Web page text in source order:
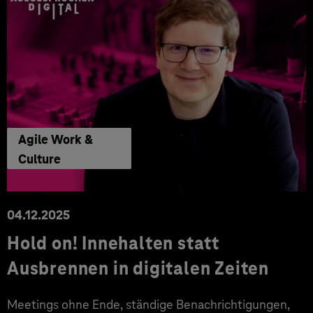
Agile Work &
Culture
04.12.2025
Hold on! Innehalten statt
Ausbrennen in digitalen Zeiten
Meetings ohne Ende, ständige Benachrichtigungen,